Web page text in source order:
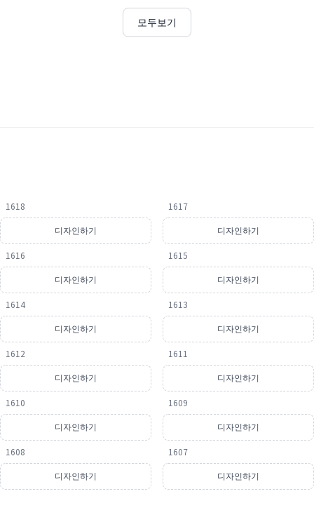
모두보기
1618
디자인하기
1617
디자인하기
1616
디자인하기
1615
디자인하기
1614
디자인하기
1613
디자인하기
1612
디자인하기
1611
디자인하기
1610
디자인하기
1609
디자인하기
1608
디자인하기
1607
디자인하기